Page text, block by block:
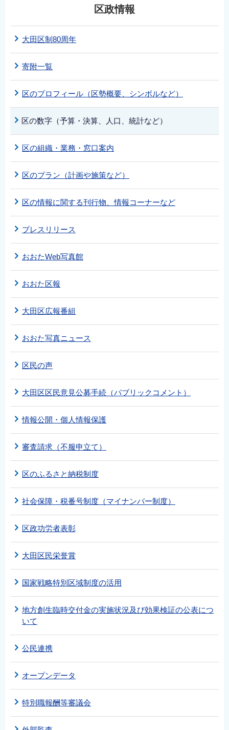
区政情報
大田区制80周年
寄附一覧
区のプロフィール（区勢概要、シンボルなど）
区の数字（予算・決算、人口、統計など）
区の組織・業務・窓口案内
区のプラン（計画や施策など）
区の情報に関する刊行物、情報コーナーなど
プレスリリース
おおたWeb写真館
おおた区報
大田区広報番組
おおた写真ニュース
区民の声
大田区区民意見公募手続（パブリックコメント）
情報公開・個人情報保護
審査請求（不服申立て）
区のふるさと納税制度
社会保障・税番号制度（マイナンバー制度）
区政功労者表彰
大田区民栄誉賞
国家戦略特別区域制度の活用
地方創生臨時交付金の実施状況及び効果検証の公表につ
いて
公民連携
オープンデータ
特別職報酬等審議会